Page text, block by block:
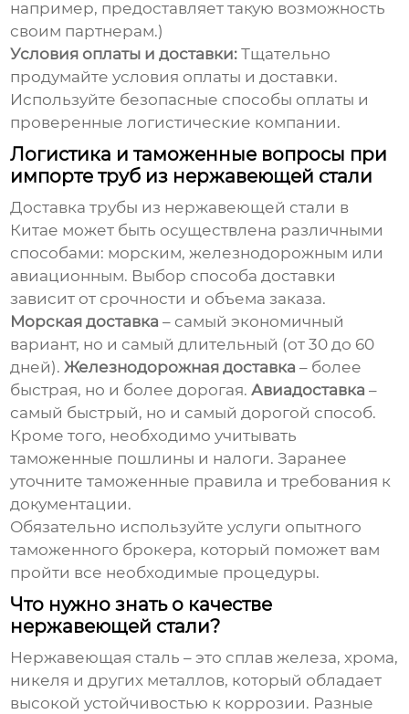
например, предоставляет такую возможность
своим партнерам.)
Условия оплаты и доставки: Тщательно
продумайте условия оплаты и доставки.
Используйте безопасные способы оплаты и
проверенные логистические компании.
Логистика и таможенные вопросы при
импорте труб из нержавеющей стали
Доставкатрубы из нержавеющей стали в
Китае может быть осуществлена различными
способами: морским, железнодорожным или
авиационным. Выбор способа доставки
зависит от срочности и объема заказа.
Морская доставка – самый экономичный
вариант, но и самый длительный (от 30 до 60
дней).Железнодорожная доставка – более
быстрая, но и более дорогая.Авиадоставка –
самый быстрый, но и самый дорогой способ.
Кроме того, необходимо учитывать
таможенные пошлины и налоги. Заранее
уточните таможенные правила и требования к
документации.
Обязательно используйте услуги опытного
таможенного брокера, который поможет вам
пройти все необходимые процедуры.
Что нужно знать о качестве
нержавеющей стали?
Нержавеющая сталь – это сплав железа, хрома,
никеля и других металлов, который обладает
высокой устойчивостью к коррозии. Разные